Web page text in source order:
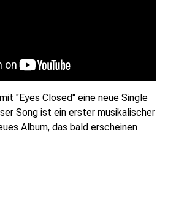
"Eyes Closed" eine neue Single
Song ist ein erster musikalischer
Album, das bald erscheinen